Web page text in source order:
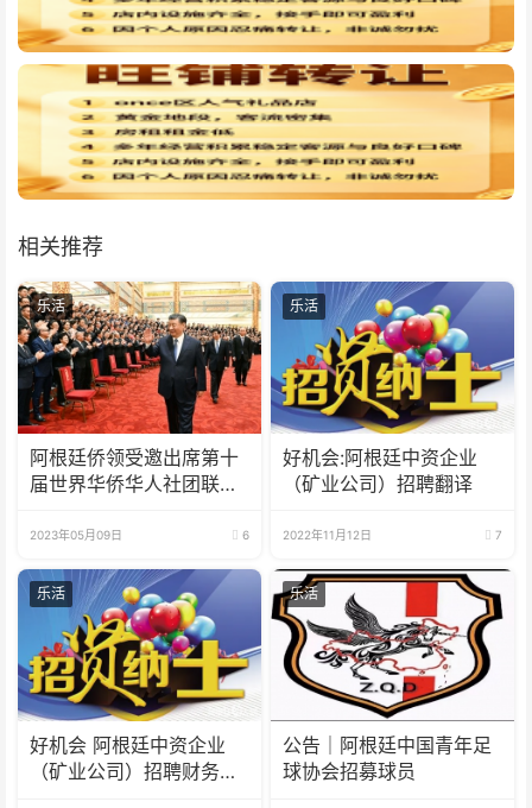
相关推荐
乐活
阿根廷侨领受邀出席第十
届世界华侨华人社团联谊
2023年05月09日 6
乐活
好机会:阿根廷中资企业
（矿业公司）招聘翻译
2022年11月12日 7
乐活
好机会 阿根廷中资企业
（矿业公司）招聘财务人
乐活
公告｜阿根廷中国青年足
球协会招募球员